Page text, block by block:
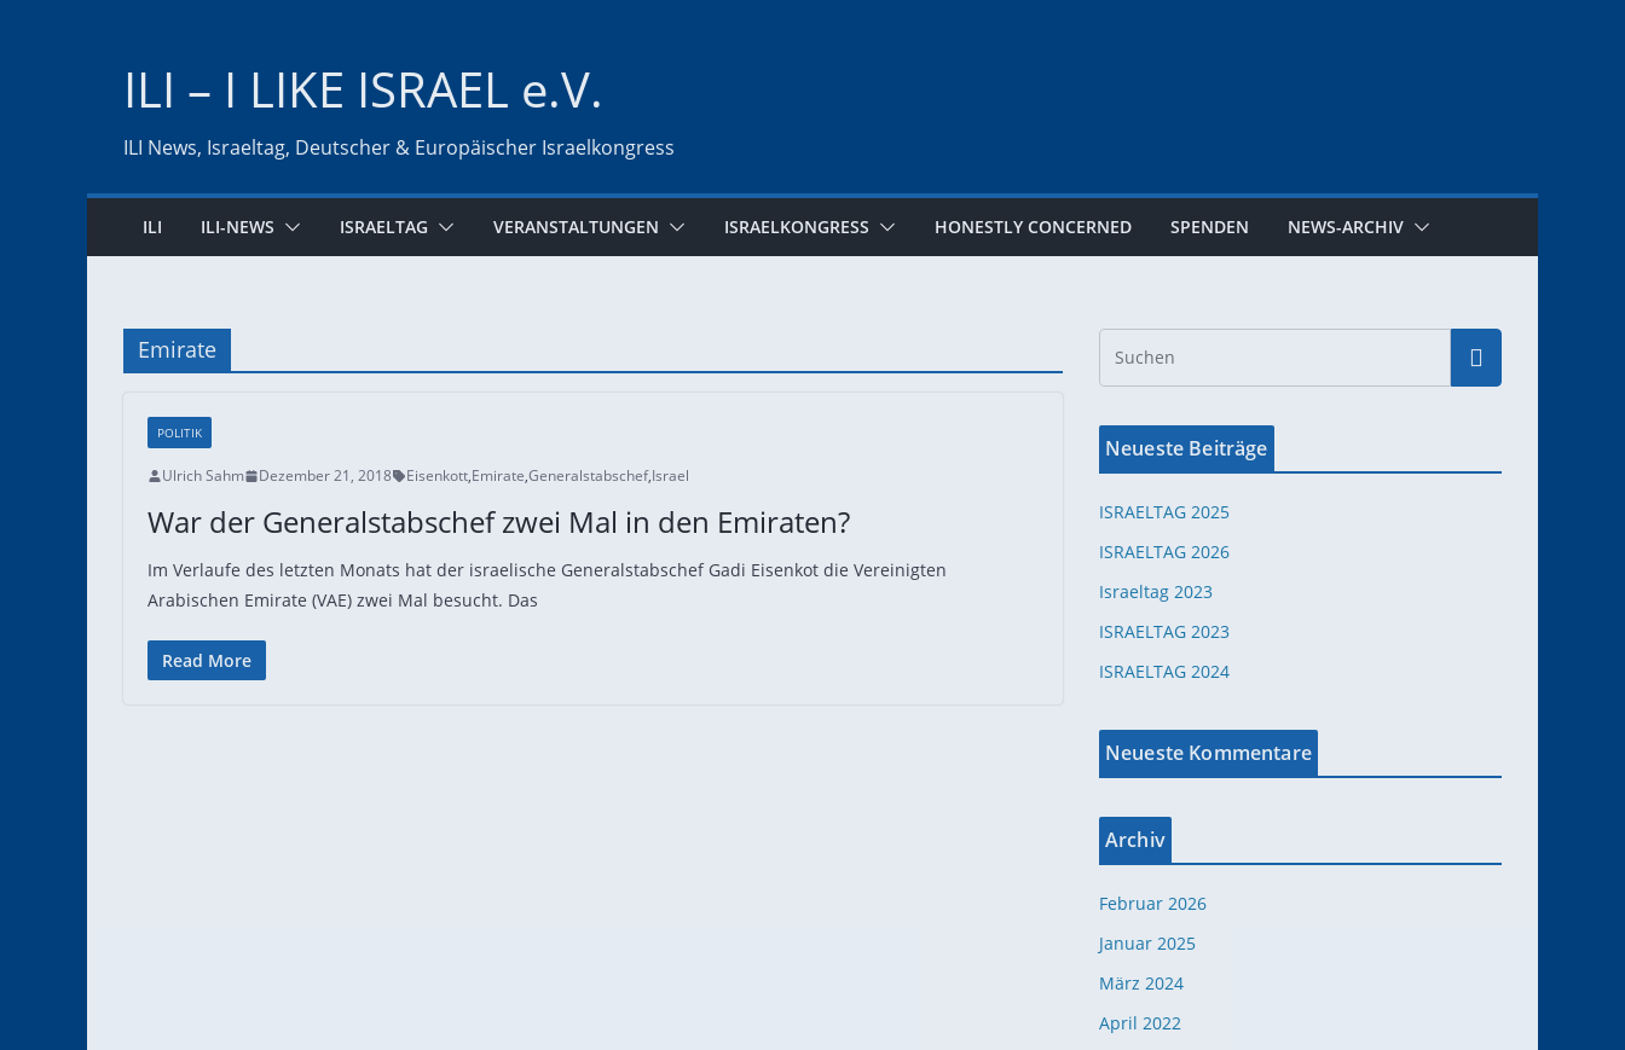
ILI – I LIKE ISRAEL e.V.
ILI News, Israeltag, Deutscher & Europäischer Israelkongress
ILI ILI-NEWS ISRAELTAG VERANSTALTUNGEN ISRAELKONGRESS HONESTLY CONCERNED SPENDEN NEWS-ARCHIV
Emirate
POLITIK
Ulrich Sahm Dezember 21, 2018 Eisenkott,Emirate,Generalstabschef,Israel
War der Generalstabschef zwei Mal in den Emiraten?
Im Verlaufe des letzten Monats hat der israelische Generalstabschef Gadi Eisenkot die Vereinigten
Arabischen Emirate (VAE) zwei Mal besucht. Das
Read More
Neueste Beiträge
ISRAELTAG 2025
ISRAELTAG 2026
Israeltag 2023
ISRAELTAG 2023
ISRAELTAG 2024
Neueste Kommentare
Archiv
Februar 2026
Januar 2025
März 2024
April 2022